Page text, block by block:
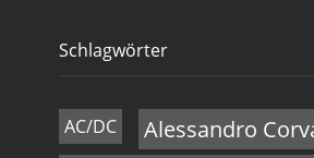
Schlagwörter
AC/DC Alessandro